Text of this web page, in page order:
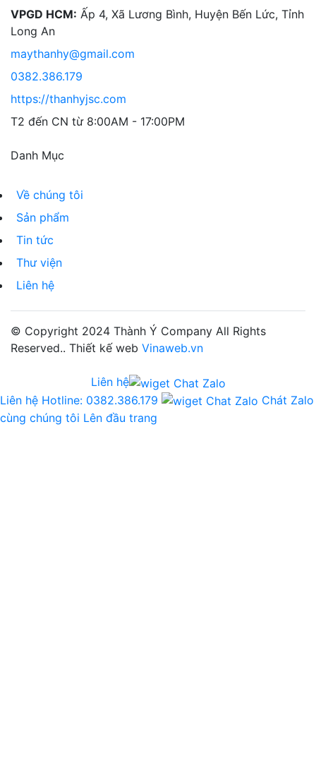
VPGD HCM: Ấp 4, Xã Lương Bình, Huyện Bến Lức, Tỉnh
Long An
maythanhy@gmail.com
0382.386.179
https://thanhyjsc.com
T2 đến CN từ 8:00AM - 17:00PM
Danh Mục
Về chúng tôi
Sản phẩm
Tin tức
Thư viện
Liên hệ
© Copyright 2024 Thành Ý Company All Rights
Reserved.. Thiết kế web Vinaweb.vn
Liên hệ
Liên hệ Hotline: 0382.386.179
Chát Zalo
cùng chúng tôi Lên đầu trang